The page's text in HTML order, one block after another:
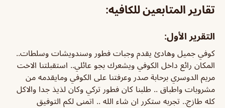
تقارير المتابعين للكافيه:
التقرير الأول:
كوفي جميل وهادئ يقدم وجبات فطور وسندويشات وسلطات..
المكان رائع داخل الكوفي ويشعرك بجو عائلي.. استقبلتنا الاخت
مريم الدوسري برحابة صدر وعرفتنا على الكوفي ومايقدمه من
مشروبات واطباق .. طلبنا كان فطور تركي وكان لذيذ جدا والاكل
كله طازج.. تجربه ستكرر ان شاء الله .. اتمنى لكم التوفيق